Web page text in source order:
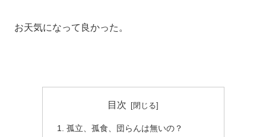
お天気になって良かった。
目次
孤立、孤食、団らんは無いの？